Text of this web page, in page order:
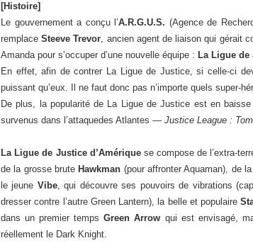
[Histoire]
Le gouvernement a conçu l’A.R.G.U.S. (Agence de
remplaceSteeve Trevor, ancien agent de liaison qui gérait
Amanda pour s’occuper d’une nouvelle équipe : La Ligue de
En effet, afin de contrer La Ligue de Justice, si celle-ci
puissant qu’eux. Il ne faut donc pas n’importe quels super-
De plus, la popularité de La Ligue de Justice est en
survenus dans l’attaquedes Atlantes — Justice League :
La Ligue de Justice d’Amériquese compose de l’extra-
de la grosse brute Hawkman (pour affronter Aquaman), de
le jeune Vibe, qui découvre ses pouvoirs de vibrations
dresser contre l’autre Green Lantern), la belle et populaire
dans un premier tempsGreen Arrow qui est envisagé,
réellement le Dark Knight.